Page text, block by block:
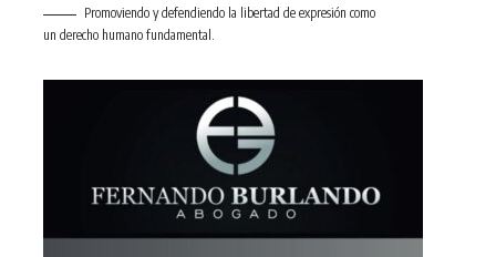
Promoviendo y defendiendo la libertad de expresión como
un derecho humano fundamental.